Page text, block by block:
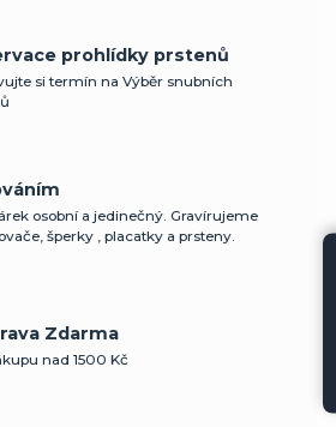
prohlídky prstenů
si termín na Výběr snubních
osobní a jedinečný. Gravírujeme
šperky , placatky a prsteny.
Zdarma
nad 1500 Kč